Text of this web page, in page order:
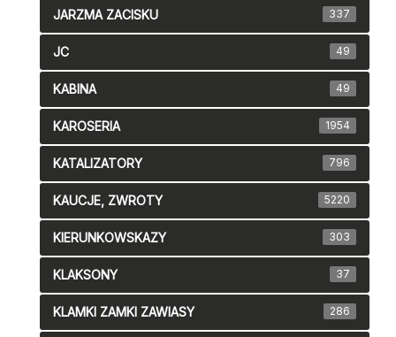
JARZMA ZACISKU 337
JC 49
KABINA 49
KAROSERIA 1954
KATALIZATORY 796
KAUCJE, ZWROTY 5220
KIERUNKOWSKAZY 303
KLAKSONY 37
KLAMKI ZAMKI ZAWIASY 286